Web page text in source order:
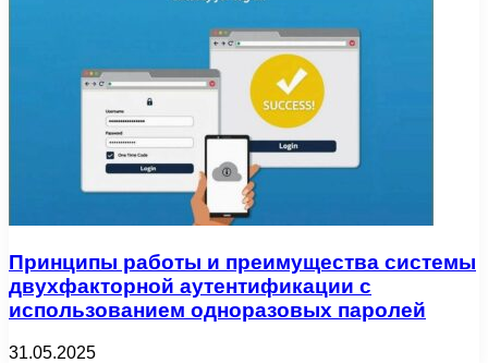
Принципы работы и преимущества системы
двухфакторной аутентификации с
использованием одноразовых паролей
31.05.2025